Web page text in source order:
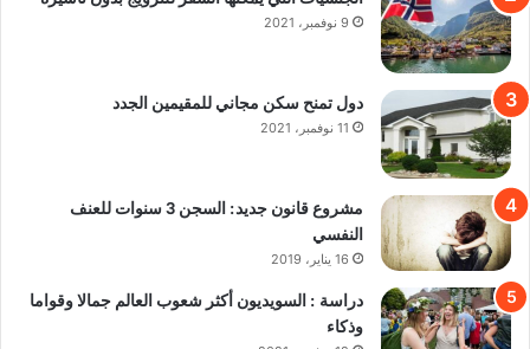
9 نوفمبر، 2021
دول تمنح سكن مجاني للمقيمين الجدد
11 نوفمبر، 2021
مشروع قانون جديد: السجن 3 سنوات للعنف
النفسي
16 يناير، 2019
دراسة : السويديون أكثر شعوب العالم جمالا وقواما
وذكاء